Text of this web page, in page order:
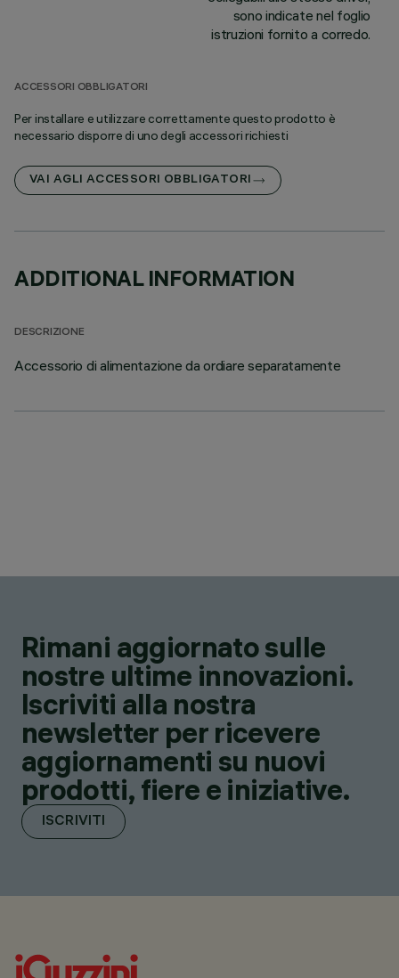
sono indicate nel foglio
istruzioni fornito a corredo.
ACCESSORI OBBLIGATORI
Per installare e utilizzare correttamente questo prodotto è
necessario disporre di uno degli accessori richiesti
VAI AGLI ACCESSORI OBBLIGATORI
ADDITIONAL INFORMATION
DESCRIZIONE
Accessorio di alimentazione da ordiare separatamente
Rimani aggiornato sulle
nostre ultime innovazioni.
Iscriviti alla nostra
newsletter per ricevere
aggiornamenti su nuovi
prodotti, fiere e iniziative.
ISCRIVITI